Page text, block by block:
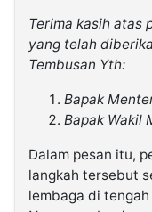
Terima kasih atas
yang telah
Tembusan Yth:
Bapak
Вараk Wakil
Dalam pesan itu,
langkah tersebut
lembaga di